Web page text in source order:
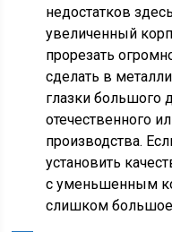
недостатков
увеличенный
прорезать
сделать в
глазки большого
отечественного
производства.
установить
с уменьшенным
слишком большое